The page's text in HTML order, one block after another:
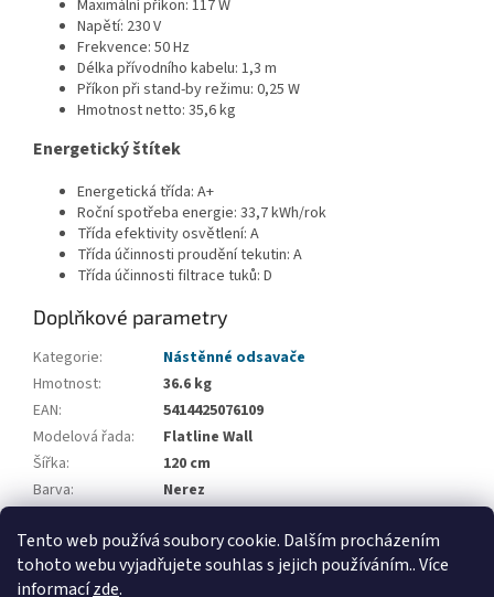
Tento web používá soubory cookie. Dalším procházením
tohoto webu vyjadřujete souhlas s jejich používáním.. Více
informacízde.
Maximální příkon: 117 W
Napětí: 230 V
Frekvence: 50 Hz
Délka přívodního kabelu: 1,3 m
Příkon při stand-by režimu: 0,25 W
Hmotnost netto: 35,6 kg
Energetický štítek
Energetická třída: A+
Roční spotřeba energie: 33,7 kWh/rok
Třída efektivity osvětlení: A
Třída účinnosti proudění tekutin: A
Třída účinnosti filtrace tuků: D
Doplňkové parametry
Kategorie:
Nástěnné odsavače
Hmotnost:
36.6 kg
EAN:
5414425076109
Modelová řada:
Flatline Wall
Šířka:
120 cm
Barva:
Nerez
Výbava odsavače: Možnost ovládání z varné desky